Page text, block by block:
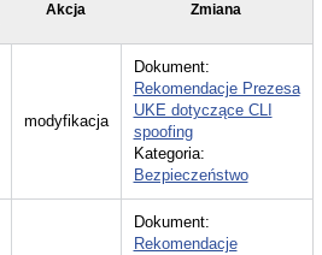
Akcja Zmiana
modyfikacja
Dokument:
Rekomendacje Prezesa
UKE dotyczące CLI
spoofing
Kategoria:
Bezpieczeństwo
Dokument:
Rekomendacje